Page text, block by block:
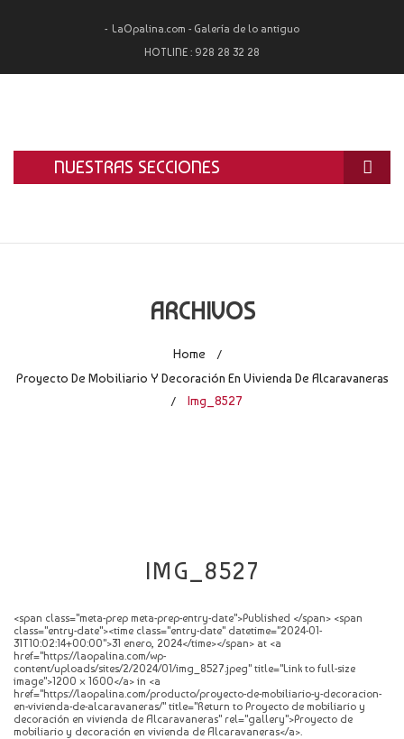
LaOpalina.com - Galería de lo antiguo
HOTLINE : 928 28 32 28
NUESTRAS SECCIONES
LA OPALINA
TASACIÓN Y COMPRA
ARCHIVOS
Home /
Proyecto De Mobiliario Y Decoración En Vivienda De Alcaravaneras
/ Img_8527
IMG_8527
<span class="meta-prep meta-prep-entry-date">Published </span> <span
class="entry-date"><time class="entry-date" datetime="2024-01-
31T10:02:14+00:00">31 enero, 2024</time></span> at <a
href="https://laopalina.com/wp-
content/uploads/sites/2/2024/01/img_8527.jpeg" title="Link to full-size
image">1200 × 1600</a> in <a
href="https://laopalina.com/producto/proyecto-de-mobiliario-y-decoracion-
en-vivienda-de-alcaravaneras/" title="Return to Proyecto de mobiliario y
decoración en vivienda de Alcaravaneras" rel="gallery">Proyecto de
mobiliario y decoración en vivienda de Alcaravaneras</a>.